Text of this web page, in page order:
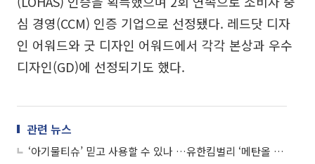
심 경영(CCM) 인증 기업으로 선정됐다. 레드닷 디자
인 어워드와 굿 디자인 어워드에서 각각 본상과 우수
디자인(GD)에 선정되기도 했다.
관련 뉴스
‘아기물티슈’ 믿고 사용할 수 있나 …유한킴벌리 ‘메탄올 초과’ 회수 조치